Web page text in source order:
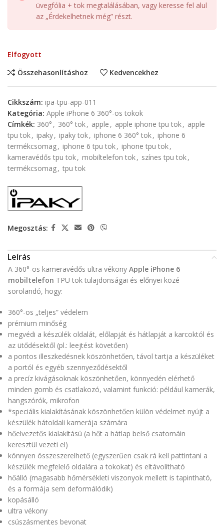
üvegfólia + tok megtalálásában, vagy keresse fel alul
az „Érdekelhetnek még” részt.
Elfogyott
Összehasonlításhoz
Kedvencekhez
Cikkszám: ipa-tpu-app-011
Kategória: Apple iPhone 6 360°-os tokok
Címkék: 360° , 360° tok, apple , apple iphone tpu tok, apple
tpu tok, ipaky, ipaky tok, iphone 6 360° tok, iphone 6
termékcsomag, iphone 6 tpu tok, iphone tpu tok,
kameravédős tpu tok, mobiltelefon tok, színes tpu tok,
termékcsomag, tpu tok
Megosztás:
Leírás
A 360°-os kameravédős ultra vékony Apple iPhone 6
mobiltelefon TPU tok tulajdonságai és előnyei közé
sorolandó, hogy:
360°-os „teljes” védelem
prémium minőség
megvédi a készülék oldalát, előlapját és hátlapját a karcoktól és
az ütődésektől (pl.: leejtést követően)
a pontos illeszkedésnek köszönhetően, távol tartja a készüléket
a portól és egyéb szennyeződésektől
a precíz kivágásoknak köszönhetően, könnyedén elérhető
minden gomb és csatlakozó, valamint funkció: például kamerák,
hangszórók, mikrofon
*speciális kialakításának köszönhetően külön védelmet nyújt a
készülék hátoldali kamerája számára
hőelvezetős kialakítású (a hőt a hátlap belső csatornáin
keresztül vezeti el)
könnyen összeszerelhető (egyszerűen csak rá kell pattintani a
készülék megfelelő oldalára a tokokat) és eltávolítható
hőálló (magasabb hőmérsékleti viszonyok mellett is tapintható,
és a formája sem deformálódik)
kopásálló
ultra vékony
csúszásmentes bevonat